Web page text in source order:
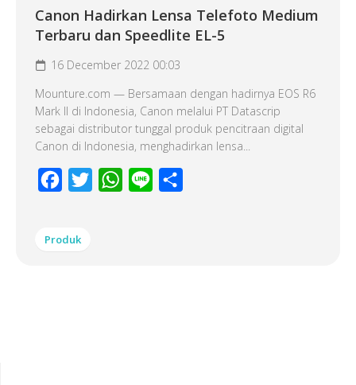
Canon Hadirkan Lensa Telefoto Medium
Terbaru dan Speedlite EL-5
16 December 2022 00:03
Mounture.com — Bersamaan dengan hadirnya EOS R6
Mark II di Indonesia, Canon melalui PT Datascrip
sebagai distributor tunggal produk pencitraan digital
Canon di Indonesia, menghadirkan lensa...
Facebook
Twitter WhatsApp
Line
Produk